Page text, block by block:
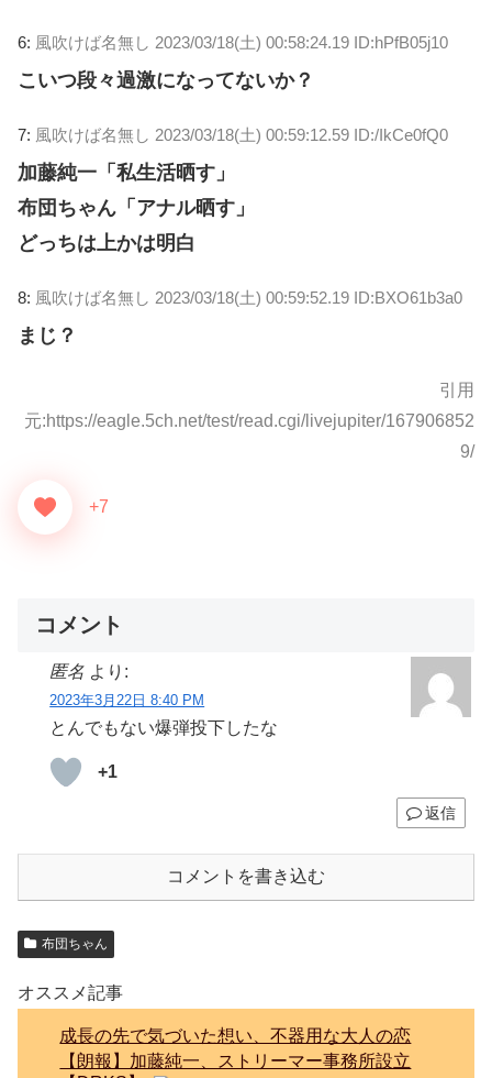
6: 風吹けば名無し 2023/03/18(土) 00:58:24.19 ID:hPfB05j10
こいつ段々過激になってないか？
7: 風吹けば名無し 2023/03/18(土) 00:59:12.59 ID:/IkCe0fQ0
加藤純一「私生活晒す」
布団ちゃん「アナル晒す」
どっちは上かは明白
8: 風吹けば名無し 2023/03/18(土) 00:59:52.19 ID:BXO61b3a0
まじ？
引用
元:https://eagle.5ch.net/test/read.cgi/livejupiter/167906852
9/
+7
コメント
匿名 より:
2023年3月22日 8:40 PM
とんでもない爆弾投下したな
+1
返信
コメントを書き込む
布団ちゃん
オススメ記事
成長の先で気づいた想い、不器用な大人の恋
【朗報】加藤純一、ストリーマー事務所設立